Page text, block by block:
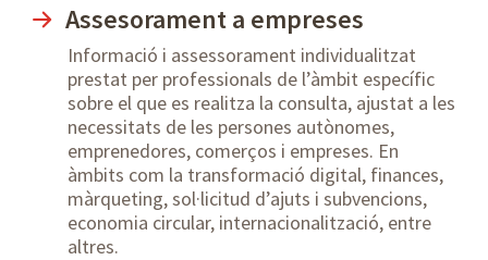
Assesorament a empreses
Informació i assessorament individualitzat
prestat per professionals de l’àmbit específic
sobre el que es realitza la consulta, ajustat a les
necessitats de les persones autònomes,
emprenedores, comerços i empreses. En
àmbits com la transformació digital, finances,
màrqueting, sol·licitud d’ajuts i subvencions,
economia circular, internacionalització, entre
altres.